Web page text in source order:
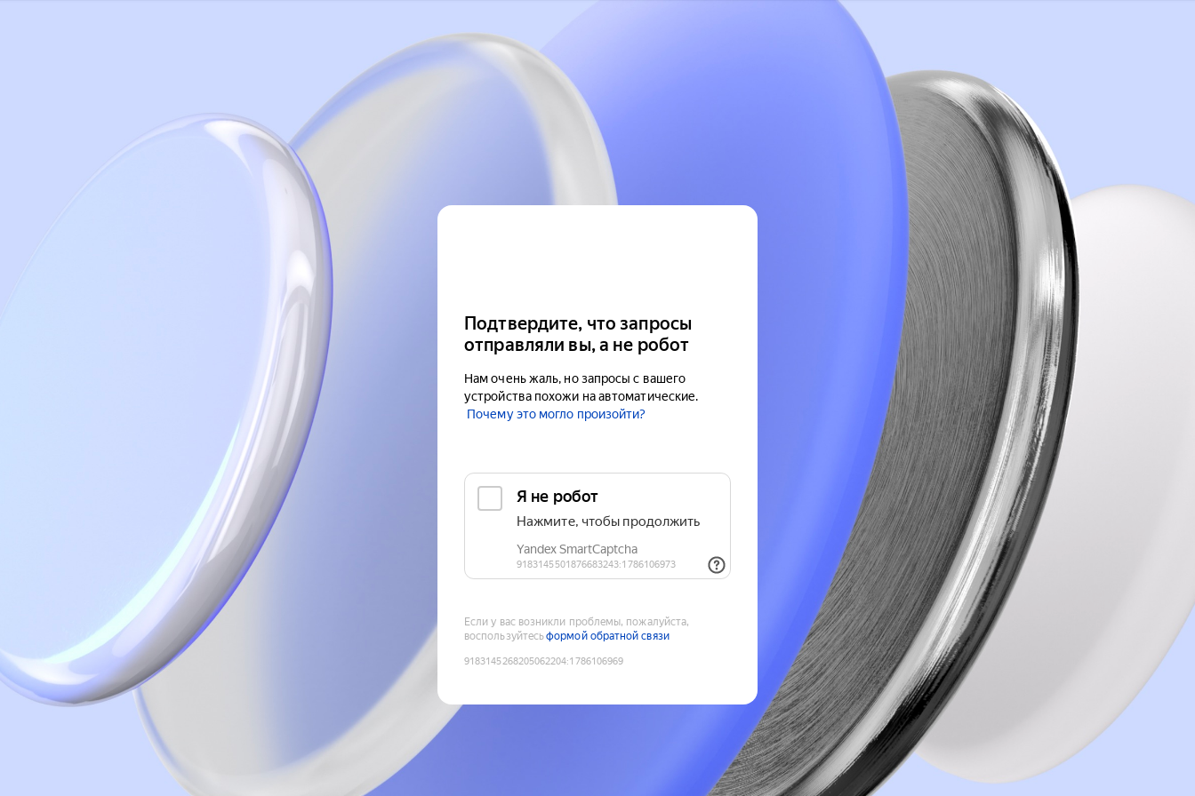
Подтвердите, что запросы
отправляли вы, а не робот
Нам очень жаль, но запросы с вашего
устройства похожи на автоматические.
Почему это могло произойти?
Если у вас возникли проблемы, пожалуйста,
воспользуйтесьформой обратной связи
9183145268205062204:1786106969